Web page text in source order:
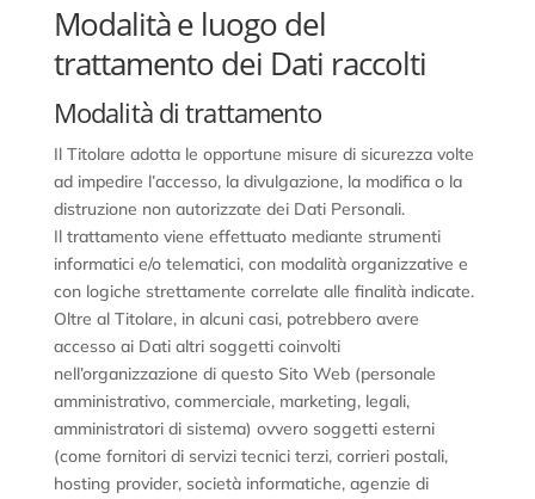
Modalità e luogo del
trattamento dei Dati raccolti
Modalità di trattamento
Il Titolare adotta le opportune misure di sicurezza volte
ad impedire l’accesso, la divulgazione, la modifica o la
distruzione non autorizzate dei Dati Personali.
Il trattamento viene effettuato mediante strumenti
informatici e/o telematici, con modalità organizzative e
con logiche strettamente correlate alle finalità indicate.
Oltre al Titolare, in alcuni casi, potrebbero avere
accesso ai Dati altri soggetti coinvolti
nell’organizzazione di questo Sito Web (personale
amministrativo, commerciale, marketing, legali,
amministratori di sistema) ovvero soggetti esterni
(come fornitori di servizi tecnici terzi, corrieri postali,
hosting provider, società informatiche, agenzie di